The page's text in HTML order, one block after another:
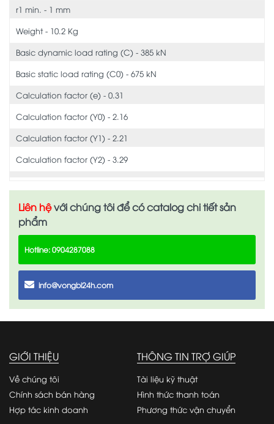
r1 min. - 1 mm
Weight - 10.2 Kg
Basic dynamic load rating (C) - 385 kN
Basic static load rating (C0) - 675 kN
Calculation factor (e) - 0.31
Calculation factor (Y0) - 2.16
Calculation factor (Y1) - 2.21
Calculation factor (Y2) - 3.29
Liên hệvới chúng tôi để có catalog chi tiết sản
phẩm
Hotline: 0904287088
info@vongbi24h.com
GIỚI THIỆU
Về chúng tôi
Chính sách bán hàng
Hợp tác kinh doanh
THÔNG TIN TRỢ GIÚP
Tài liệu kỹ thuật
Hình thức thanh toán
Phương thức vận chuyển